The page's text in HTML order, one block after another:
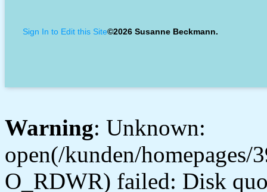
Sign In to Edit this Site©2026 Susanne Beckmann.
Warning: Unknown:
open(/kunden/
O_RDWR) failed: Disk